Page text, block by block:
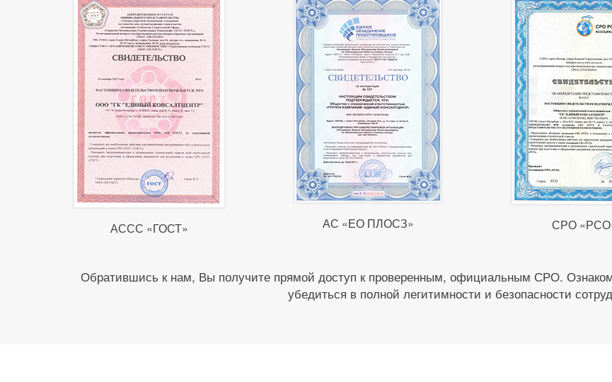
АССС «ГОСТ» АС «ЕО ПЛОСЗ» СРО
Обратившись к нам, Вы получите прямой доступ к проверенным, официальным СРО.
убедиться в полной легитимности и безопасности